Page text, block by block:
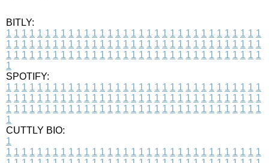
BITLY:
1 1 1 1 1 1 1 1 1 1 1 1 1 1 1 1 1 1 1 1 1 1 1 1 1 1 1 1 1 1 1 1 1
1 1 1 1 1 1 1 1 1 1 1 1 1 1 1 1 1 1 1 1 1 1 1 1 1 1 1 1 1 1 1 1 1
1 1 1 1 1 1 1 1 1 1 1 1 1 1 1 1 1 1 1 1 1 1 1 1 1 1 1 1 1 1 1 1 1
1
SPOTIFY:
1 1 1 1 1 1 1 1 1 1 1 1 1 1 1 1 1 1 1 1 1 1 1 1 1 1 1 1 1 1 1 1 1
1 1 1 1 1 1 1 1 1 1 1 1 1 1 1 1 1 1 1 1 1 1 1 1 1 1 1 1 1 1 1 1 1
1 1 1 1 1 1 1 1 1 1 1 1 1 1 1 1 1 1 1 1 1 1 1 1 1 1 1 1 1 1 1 1 1
1
CUTTLY BIO:
1
1 1 1 1 1 1 1 1 1 1 1 1 1 1 1 1 1 1 1 1 1 1 1 1 1 1 1 1 1 1 1 1 1